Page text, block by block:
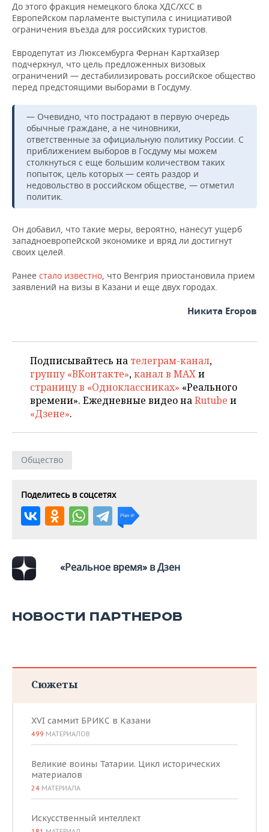
ВОДНЫЕ ВИДЫ СПОРТА
ХОККЕЙ С МЯЧОМ
ОБРАЗОВАНИЕ
ПРОИСШЕСТВИЯ
До этого фракция немецкого блока ХДС/ХСС в
Европейском парламенте выступила с инициативой
ограничения въезда для российских туристов.
Евродепутат из Люксембурга Фернан Картхайзер
подчеркнул, что цель предложенных визовых
ограничений — дестабилизировать российское общество
перед предстоящими выборами в Госдуму.
— Очевидно, что пострадают в первую очередь
обычные граждане, а не чиновники,
ответственные за официальную политику России. С
приближением выборов в Госдуму мы можем
столкнуться с еще большим количеством таких
попыток, цель которых — сеять раздор и
недовольство в российском обществе, — отметил
политик.
Он добавил, что такие меры, вероятно, нанесут ущерб
западноевропейской экономике и вряд ли достигнут
своих целей.
Ранее стало известно, что Венгрия приостановила прием
заявлений на визы в Казани и еще двух городах.
Никита Егоров
Подписывайтесь на телеграм-канал,
группу «ВКонтакте»,канал в MAXи
страницу в «Одноклассниках» «Реального
времени». Ежедневные видео наRutube и
«Дзене».
Общество
Поделитесь в соцсетях
«Реальное время» в Дзен
НОВОСТИ ПАРТНЕРОВ
Сюжеты
XVI саммит БРИКС в Казани
499 МАТЕРИАЛОВ
Великие воины Татарии. Цикл исторических
материалов
24 МАТЕРИАЛА
Искусственный интеллект